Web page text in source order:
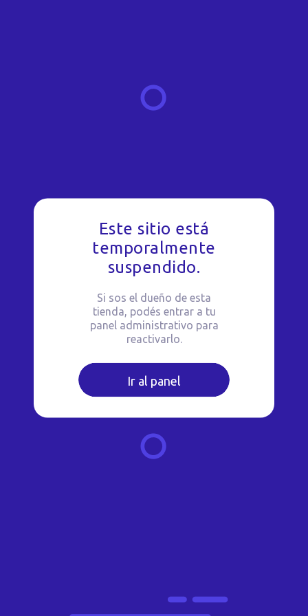
Este sitio está
temporalmente
suspendido.
Si sos el dueño de esta
tienda, podés entrar a tu
panel administrativo para
reactivarlo.
Ir al panel